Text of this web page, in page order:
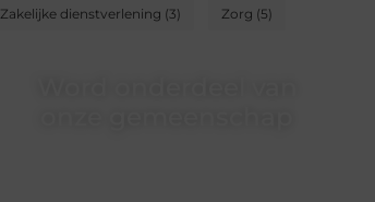
Zakelijke dienstverlening (3) Zorg (5)